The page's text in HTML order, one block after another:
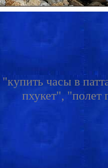
часы в
пхукет", "полет